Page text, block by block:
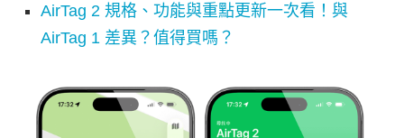
AirTag 2 規格、功能與重點更新一次看！與
AirTag 1 差異？值得買嗎？